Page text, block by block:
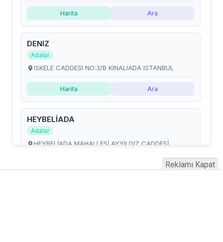
Reklamı Kapat